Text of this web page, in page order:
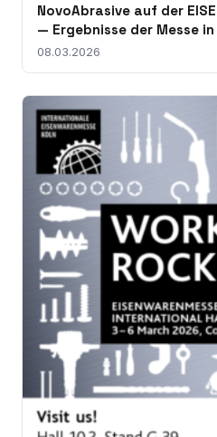
NovoAbrasive auf der
— Ergebnisse der Messe in
08.03.2026